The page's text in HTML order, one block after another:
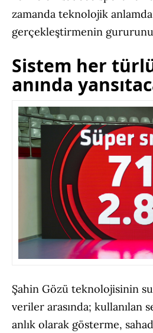
zamanda teknolojik
gerçekleştirmenin gururunu
Sistem her
anında
Şahin Gözü teknolojisinin
veriler arasında; kullanılan
anlık olarak gösterme,